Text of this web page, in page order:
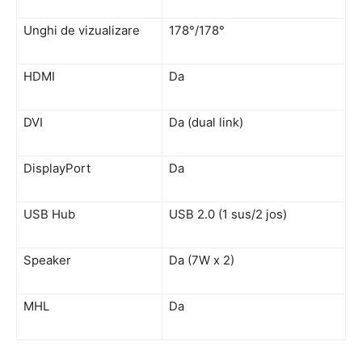
Unghi de vizualizare 178°/178°
HDMI Da
DVI Da (dual link)
DisplayPort Da
USB Hub USB 2.0 (1 sus/2 jos)
Speaker Da (7W x 2)
MHL Da